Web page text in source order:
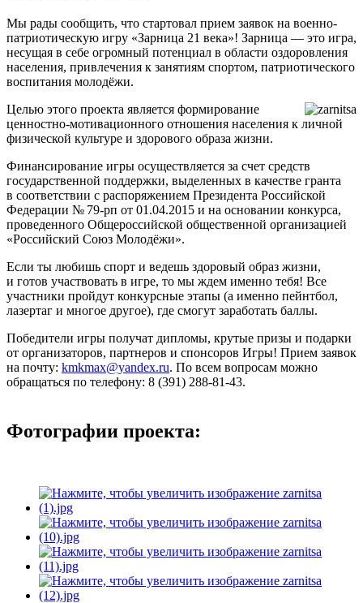
Мы рады сообщить, что стартовал прием заявок на военно-
патриотическую игру «Зарница 21 века»! Зарница — это игра,
несущая в себе огромный потенциал в области оздоровления
населения, привлечения к занятиям спортом, патриотического
воспитания молодёжи.
Целью этого проекта является формирование
ценностно-мотивационного отношения населения к личной
физической культуре и здорового образа жизни.
Финансирование игры осуществляется за счет средств
государственной поддержки, выделенных в качестве гранта
в соответствии c распоряжением Президента Российской
Федерации № 79-рп от 01.04.2015 и на основании конкурса,
проведенного Общероссийской общественной организацией
«Российский Союз Молодёжи».
Если ты любишь спорт и ведешь здоровый образ жизни,
и готов участвовать в игре, то мы ждем именно тебя! Все
участники пройдут конкурсные этапы (а именно пейнтбол,
лазертаг и многое другое), где смогут заработать баллы.
Победители игры получат дипломы, крутые призы и подарки
от организаторов, партнеров и спонсоров Игры! Прием заявок
на почту: kmkmax@yandex.ru. По всем вопросам можно
обращаться по телефону: 8 (391) 288-81-43.
Фотографии проекта: